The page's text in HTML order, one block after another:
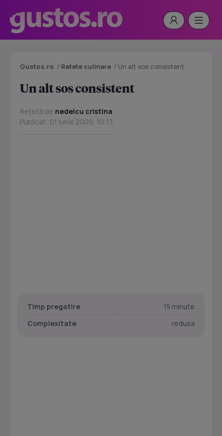
Gustos.ro / Retete culinare / Un alt sos consistent
Un alt sos consistent
Rețetă de nedelcu cristina
Publicat: 01 Iunie 2009, 10:13
Timp pregatire
15 minute
Complexitate
redusa